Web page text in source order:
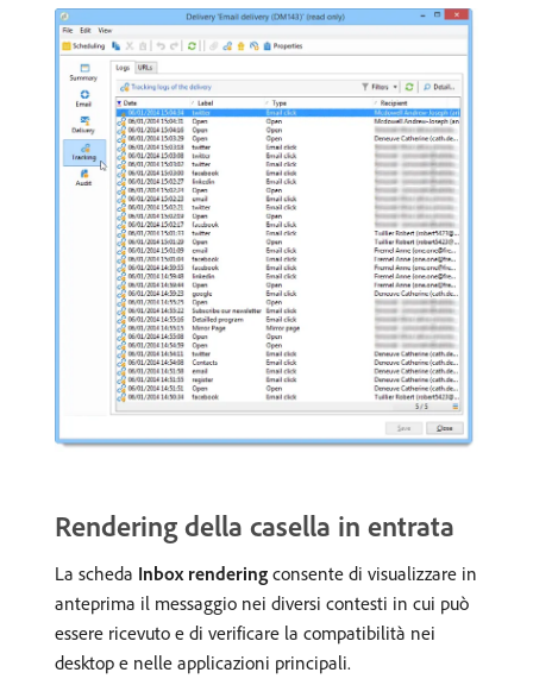
Rendering della casella in entrata
La scheda Inbox rendering consente di visualizzare in
anteprima il messaggio nei diversi contesti in cui può
essere ricevuto e di verificare la compatibilità nei
desktop e nelle applicazioni principali.